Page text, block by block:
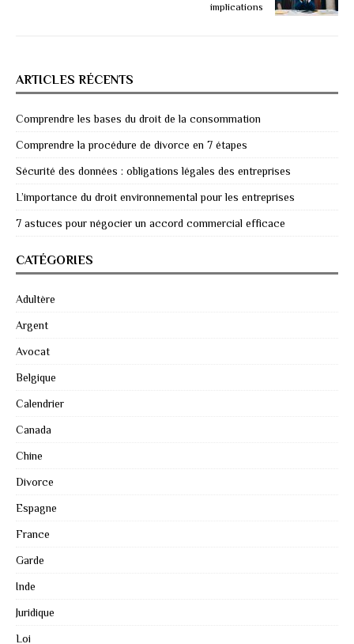
implications
ARTICLES RÉCENTS
Comprendre les bases du droit de la consommation
Comprendre la procédure de divorce en 7 étapes
Sécurité des données : obligations légales des entreprises
L’importance du droit environnemental pour les entreprises
7 astuces pour négocier un accord commercial efficace
CATÉGORIES
Adultère
Argent
Avocat
Belgique
Calendrier
Canada
Chine
Divorce
Espagne
France
Garde
Inde
Juridique
Loi